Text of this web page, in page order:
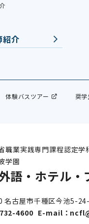
紹介
体験バスツアー 奨
職業実践専門課程認定学
学園
語・ホテル・
名古屋市千種区今池5-
4600 E-mail：